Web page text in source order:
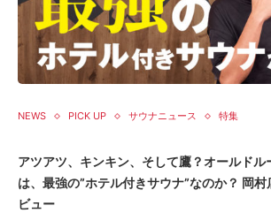
NEWS PICK UP サウナニュース 特集
アツアツ、キンキン、そして鷹？オールドル
は、最強の”ホテル付きサウナ”なのか？ 岡
ビュー